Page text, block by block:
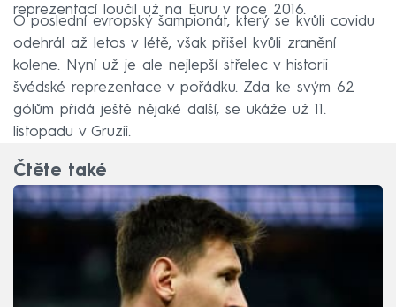
reprezentací loučil už na Euru v roce 2016.
O poslední evropský šampionát, který se kvůli covidu
odehrál až letos v létě, však přišel kvůli zranění
kolene. Nyní už je ale nejlepší střelec v historii
švédské reprezentace v pořádku. Zda ke svým 62
gólům přidá ještě nějaké další, se ukáže už 11.
listopadu v Gruzii.
Čtěte také